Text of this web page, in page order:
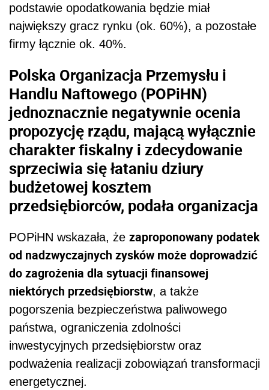
podstawie opodatkowania będzie miał
największy gracz rynku (ok. 60%), a pozostałe
firmy łącznie ok. 40%.
Polska Organizacja Przemysłu i
Handlu Naftowego (POPiHN)
jednoznacznie negatywnie ocenia
propozycję rządu, mającą wyłącznie
charakter fiskalny i zdecydowanie
sprzeciwia się łataniu dziury
budżetowej kosztem
przedsiębiorców, podała organizacja
POPiHN wskazała, że zaproponowany podatek
od nadzwyczajnych zysków może doprowadzić
do zagrożenia dla sytuacji finansowej
niektórych przedsiębiorstw, a także
pogorszenia bezpieczeństwa paliwowego
państwa, ograniczenia zdolności
inwestycyjnych przedsiębiorstw oraz
podważenia realizacji zobowiązań transformacji
energetycznej.